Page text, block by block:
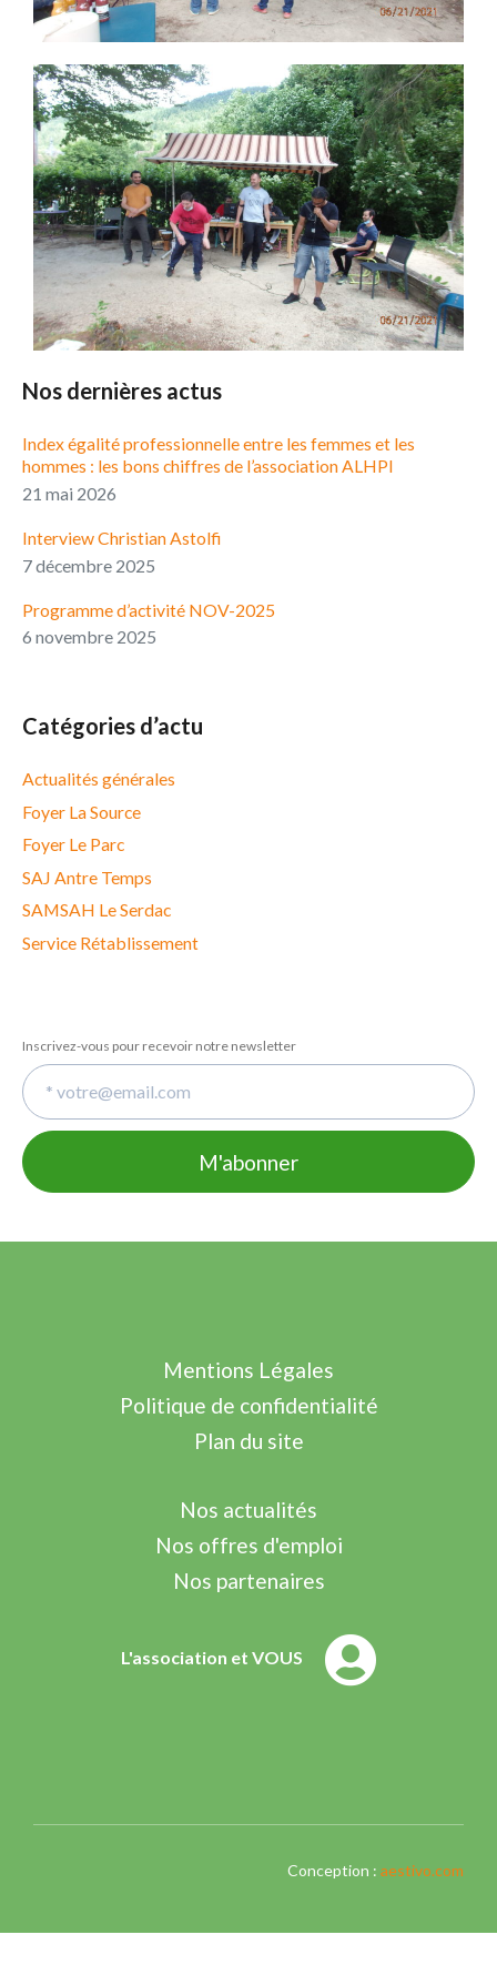
Nos dernières actus
Index égalité professionnelle entre les femmes et les
hommes : les bons chiffres de l’association ALHPI
21 mai 2026
Interview Christian Astolfi
7 décembre 2025
Programme d’activité NOV-2025
6 novembre 2025
Catégories d’actu
Actualités générales
Foyer La Source
Foyer Le Parc
SAJ Antre Temps
SAMSAH Le Serdac
Service Rétablissement
Inscrivez-vous pour recevoir notre newsletter
Mentions Légales
Politique de confidentialité
Plan du site
Nos actualités
Nos offres d'emploi
Nos partenaires
L'association et VOUS
Conception : aestivo.com